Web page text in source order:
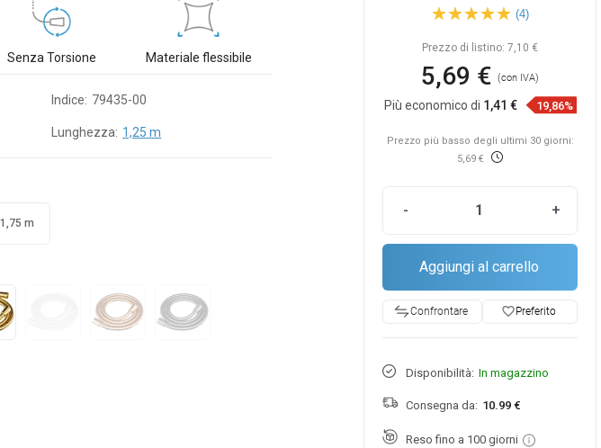
Senza Torsione Materiale flessibile
Indice: 79435-00
Lunghezza: 1,25 m
1,75 m
Mexen tubo doccia 125 cm,
cromo - 79435-00
(4)
Prezzo di listino: 7,10 €
5,69 €(con IVA)
Più economico di 1,41 € 19,86%
Prezzo più basso degli ultimi 30 giorni:
5,69 €
- +
Aggiungi al carrello
Confrontare favorite_borderPreferito
Disponibilità: In magazzino
Consegna da: 10.99 €
Reso fino a 100 giorni